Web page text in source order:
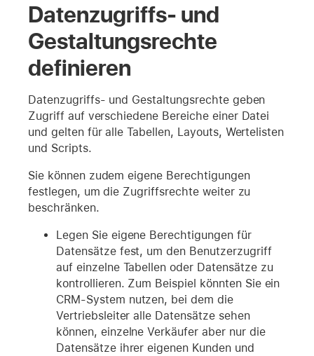
Datenzugriffs- und
Gestaltungsrechte
definieren
Datenzugriffs- und Gestaltungsrechte geben
Zugriff auf verschiedene Bereiche einer Datei
und gelten für alle Tabellen, Layouts, Wertelisten
und Scripts.
Sie können zudem eigene Berechtigungen
festlegen, um die Zugriffsrechte weiter zu
beschränken.
Legen Sie eigene Berechtigungen für
Datensätze fest, um den Benutzerzugriff
auf einzelne Tabellen oder Datensätze zu
kontrollieren. Zum Beispiel könnten Sie ein
CRM-System nutzen, bei dem die
Vertriebsleiter alle Datensätze sehen
können, einzelne Verkäufer aber nur die
Datensätze ihrer eigenen Kunden und